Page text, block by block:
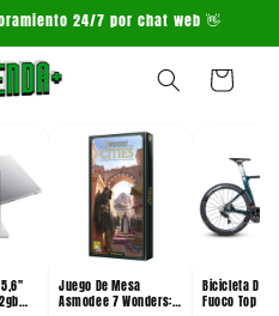
24/7 por chat web 👋
Carrito
Juego De Mesa
Asmodee 7 Wonders:
Bicicleta De
Fuoco Top